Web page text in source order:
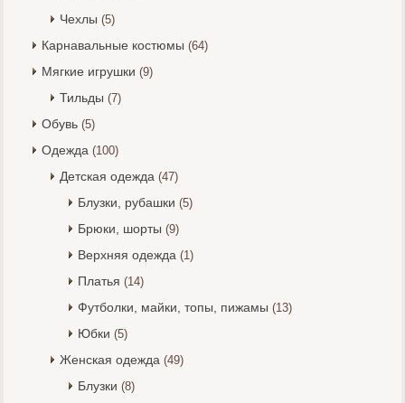
Чехлы (5)
Карнавальные костюмы (64)
Мягкие игрушки (9)
Тильды (7)
Обувь (5)
Одежда (100)
Детская одежда (47)
Блузки, рубашки (5)
Брюки, шорты (9)
Верхняя одежда (1)
Платья (14)
Футболки, майки, топы, пижамы (13)
Юбки (5)
Женская одежда (49)
Блузки (8)